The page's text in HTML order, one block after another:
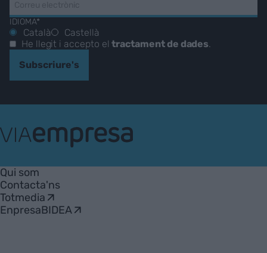
IDIOMA*
Català
Castellà
He llegit i accepto eltractament de dades
Subscriure's
Empresa
Qui som
Contacta'ns
Totmedia
EnpresaBIDEA